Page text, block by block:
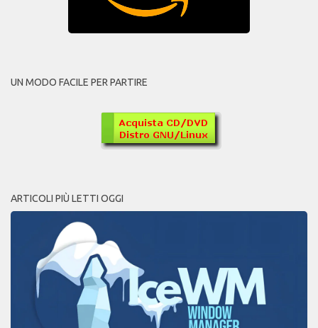
UN MODO FACILE PER PARTIRE
ARTICOLI PIÙ LETTI OGGI